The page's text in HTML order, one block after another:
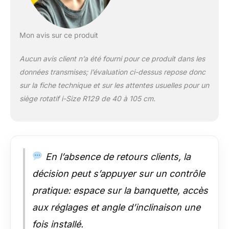
bébé au frais Rabat
protection contre les
chocs latéraux
TrueShield ;
avec code couleur
confirment la bonne
installation ISOFIX et
la jambe de support
Mon avis sur ce produit
Aucun avis client n’a été fourni pour ce produit dans les
données transmises; l’évaluation ci-dessus repose donc
sur la fiche technique et sur les attentes usuelles pour un
siège rotatif i-Size R129 de 40 à 105 cm.
En l’absence de retours clients, la
décision peut s’appuyer sur un contrôle
pratique: espace sur la banquette, accès
aux réglages et angle d’inclinaison une
fois installé.